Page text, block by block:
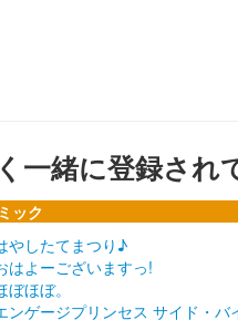
一緒に登録され
ック
やしたてまつり♪
はよーございますっ!
ぼほぼ。
ンゲージプリンセス サイド・バ